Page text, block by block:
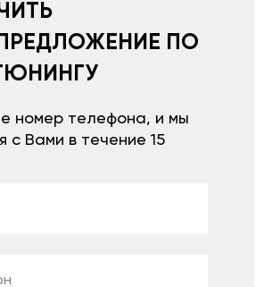
ПО
номер телефона, и мы
с Вами в течение 15